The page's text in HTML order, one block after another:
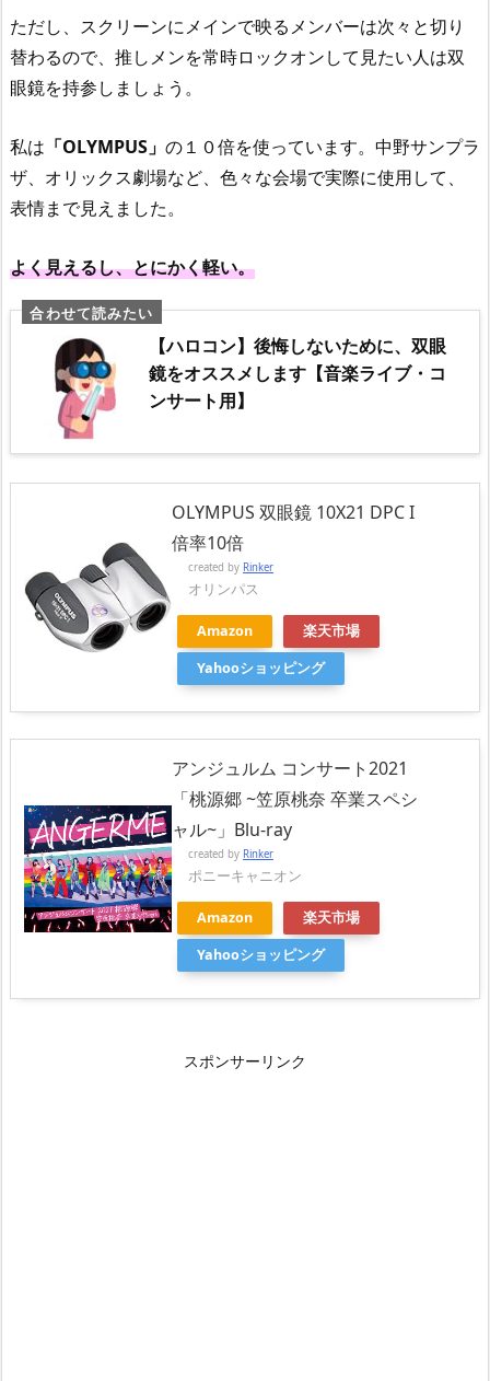
ただし、スクリーンにメインで映るメンバーは次々と切り
替わるので、推しメンを常時ロックオンして見たい人は双
眼鏡を持参しましょう。
私は 「OLYMPUS」 の１０倍を使っています。中野サンプラ
ザ、オリックス劇場など、色々な会場で実際に使用して、
表情まで見えました。
よく見えるし、とにかく軽い。
【ハロコン】後悔しないために、双眼
鏡をオススメします【音楽ライブ・コ
ンサート用】
OLYMPUS 双眼鏡 10X21 DPC I
倍率10倍
created by Rinker
オリンパス
Amazon
楽天市場
Yahooショッピング
アンジュルム コンサート2021
「桃源郷 ~笠原桃奈 卒業スペシ
ャル~」Blu-ray
created by Rinker
ポニーキャニオン
Amazon
楽天市場
Yahooショッピング
スポンサーリンク